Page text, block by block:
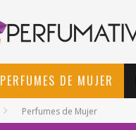
PERFUMES DE MUJER
Perfumes de Mujer